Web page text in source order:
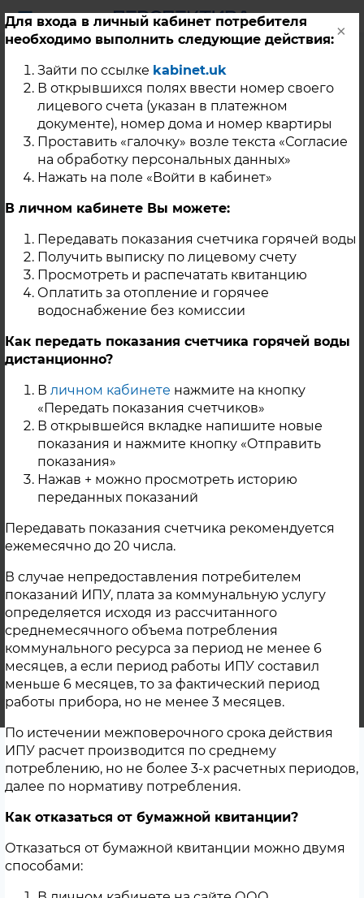
Для входа в личный кабинет потребителя
необходимо выполнить следующие действия:
Зайти по ссылке kabinet.uk
В открывшихся полях ввести номер своего
лицевого счета (указан в платежном
документе), номер дома и номер квартиры
Проставить «галочку» возле текста «Согласие
на обработку персональных данных»
Нажать на поле «Войти в кабинет»
В личном кабинете Вы можете:
Передавать показания счетчика горячей воды
Получить выписку по лицевому счету
Просмотреть и распечатать квитанцию
Оплатить за отопление и горячее
водоснабжение без комиссии
Как передать показания счетчика горячей воды
дистанционно?
В личном кабинете нажмите на кнопку
«Передать показания счетчиков»
В открывшейся вкладке напишите новые
показания и нажмите кнопку «Отправить
показания»
Нажав + можно просмотреть историю
переданных показаний
Передавать показания счетчика рекомендуется
ежемесячно до 20 числа.
В случае непредоставления потребителем
показаний ИПУ, плата за коммунальную услугу
определяется исходя из рассчитанного
среднемесячного объема потребления
коммунального ресурса за период не менее 6
месяцев, а если период работы ИПУ составил
меньше 6 месяцев, то за фактический период
работы прибора, но не менее 3 месяцев.
По истечении межповерочного срока действия
ИПУ расчет производится по среднему
потреблению, но не более 3-х расчетных периодов,
далее по нормативу потребления.
Как отказаться от бумажной квитанции?
Отказаться от бумажной квитанции можно двумя
способами:
×
Уважаемые жители г.
Карабаш!
24 Июля 2024
В целях качественной подготовки тепловых сетей г.
Карабаша к работе в отопительном периоде 2024-2025гг.
ООО «Перспектива» были проведены гидравлические
тепловых сетей, согласно ранее утвержденной программы
испытаний.
В связи выявленными повреждения на участках тепловой
сети, срок отключения ГВС будет продлен в контуре
ЦТП-4, для выполнения ремонтных работ.
29.07.2024 г.
Список потребителей, попавших под отключение:
- Контур ЦТП 4: ул. Металлургов 3 (администрация), 4
(ТРК), 5(ФОК), 9 (Школа №1),6,11/1 ,11/2, 11/3, 11/4, 13/1,
13/2, 13/3, 13/4, 15/1, 15/2, 15/3, 15/4, 17/1, 17/2, 17/3, 17/4,
17/5, 19, 38, 13а (ДШИ), 10 (Д/С № 10),16,18; ул. Ключевая
14,15,16,17,18,20,20а,22(МВД); Комсомольская
22а,23,24,25,26,27,29,29а(Сбербанк).
г. Карабаш
Контактная информация